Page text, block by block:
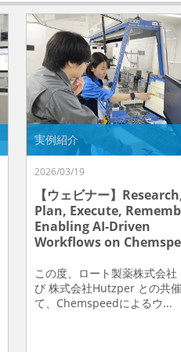
実例紹介
2026/03/19
【ウェビナー】
Plan, Execute,
Enabling AI-Driven
Workflows on
この度、ロート製薬株式会社
び 株式会社Hutzper との共
て、Chemspeedによるウ...